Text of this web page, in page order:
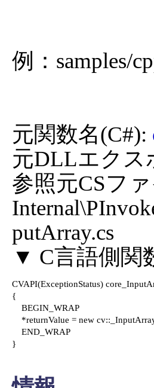
例：samples/
元関数名(C#):
元DLLエクス
参照元CSフ
putArray.cs
CVAPI(ExceptionStatus)
{
    BEGIN_WRAP
*returnValue = new
    END_WRAP
}